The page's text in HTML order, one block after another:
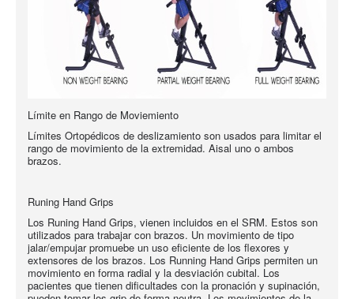
Límite en Rango de Moviemiento
Límites Ortopédicos de deslizamiento son usados para limitar el
rango de movimiento de la extremidad. Aisal uno o ambos
brazos.
Runing Hand Grips
Los Runing Hand Grips, vienen incluidos en el SRM. Estos son
utilizados para trabajar con brazos. Un movimiento de tipo
jalar/empujar promuebe un uso eficiente de los flexores y
extensores de los brazos. Los Running Hand Grips permiten un
movimiento en forma radial y la desviación cubital. Los
pacientes que tienen dificultades con la pronación y supinación,